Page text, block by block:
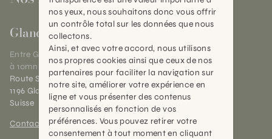
Gland
Entre Genève et Lausanne,
à 10mn de Nyon
Route Suisse 40
1196 Gland (VD)
Suisse
Contact et horaires
nos yeux, nous souhaitons donc vous offrir
un contrôle total sur les données que nous
collectons.
Ainsi, et avec votre accord, nous utilisons
nos propres cookies ainsi que ceux de nos
partenaires pour faciliter la navigation sur
notre site, améliorer votre expérience en
ligne et vous présenter des contenus
personnalisés en fonction de vos
préférences. Vous pouvez retirer votre
consentement à tout moment en cliquant